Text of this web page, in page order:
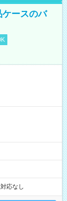
ケースのバ
応なし